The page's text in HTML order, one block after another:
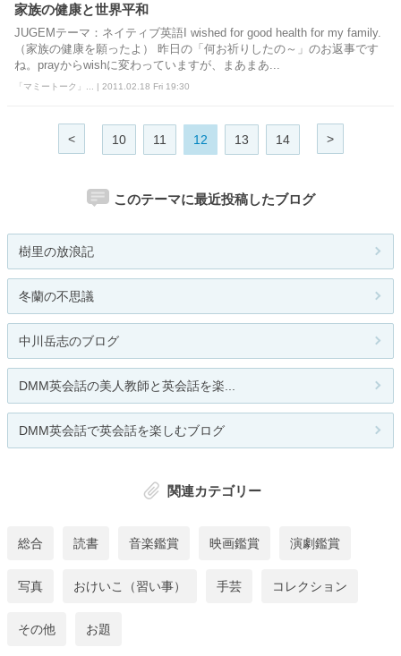
家族の健康と世界平和
JUGEMテーマ：ネイティブ英語I wished for good health for my family.
（家族の健康を願ったよ） 昨日の「何お祈りしたの～」のお返事です
ね。prayからwishに変わっていますが、まあまあ...
「マミートーク」... | 2011.02.18 Fri 19:30
< 10 11 12 13 14 >
このテーマに最近投稿したブログ
樹里の放浪記
冬蘭の不思議
中川岳志のブログ
DMM英会話の美人教師と英会話を楽...
DMM英会話で英会話を楽しむブログ
関連カテゴリー
総合 読書 音楽鑑賞 映画鑑賞 演劇鑑賞
写真 おけいこ（習い事） 手芸 コレクション
その他 お題